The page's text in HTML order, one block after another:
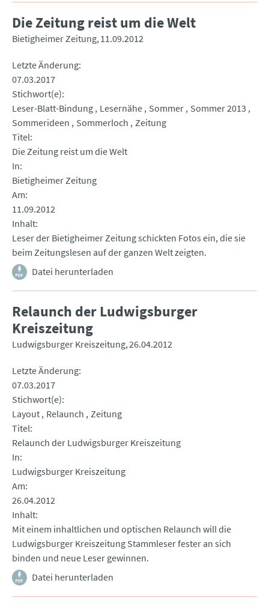
Die Zeitung reist um die Welt
Bietigheimer Zeitung 11.09.2012
Letzte Änderung
07.03.2017
Stichwort(e)
Leser-Blatt-Bindung Lesernähe Sommer Sommer 2013
Sommerideen
Sommerloch Zeitung
Titel
Die Zeitung reist um die Welt
In
Bietigheimer Zeitung
Am
11.09.2012
Inhalt
Leser der Bietigheimer Zeitung schickten Fotos ein, die sie
beim Zeitungslesen auf der ganzen Welt zeigten.
Datei herunterladen
Relaunch der Ludwigsburger
Kreiszeitung
Ludwigsburger Kreiszeitung 26.04.2012
Letzte Änderung
07.03.2017
Stichwort(e)
Layout Relaunch Zeitung
Titel
Relaunch der Ludwigsburger Kreiszeitung
In
Ludwigsburger Kreiszeitung
Am
26.04.2012
Inhalt
Mit einem inhaltlichen und optischen Relaunch will die
Ludwigsburger Kreiszeitung Stammleser fester an sich
binden und neue Leser gewinnen.
Datei herunterladen